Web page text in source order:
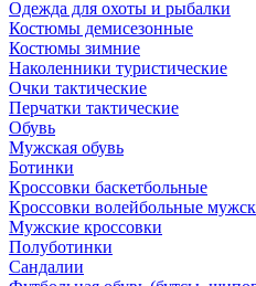
Одежда для охоты и рыбалки
Костюмы демисезонные
Костюмы зимние
Наколенники туристические
Очки тактические
Перчатки тактические
Обувь
Мужская обувь
Ботинки
Кроссовки баскетбольные
Кроссовки волейбольные
Мужские кроссовки
Полуботинки
Сандалии